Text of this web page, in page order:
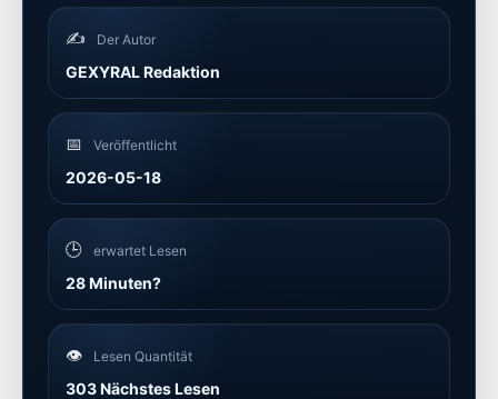
✍️ Der Autor
GEXYRAL Redaktion
📅 Veröffentlicht
2026-05-18
🕒 erwartet Lesen
28 Minuten?
👁️ Lesen Quantität
303 Nächstes Lesen